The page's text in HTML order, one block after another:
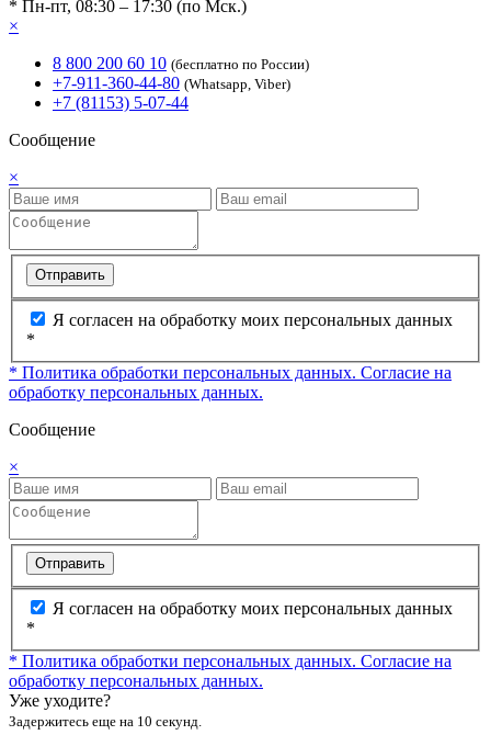
* Пн-пт, 08:30 – 17:30 (по Мск.)
×
8 800 200 60 10 (бесплатно по России)
+7-911-360-44-80 (Whatsapp, Viber)
+7 (81153) 5-07-44
Сообщение
×
Отправить
Я согласен на обработку моих персональных данных
*
* Политика обработки персональных данных. Согласие на
обработку персональных данных.
Сообщение
×
Отправить
Я согласен на обработку моих персональных данных
*
* Политика обработки персональных данных. Согласие на
обработку персональных данных.
Уже уходите?
Задержитесь еще на 10 секунд.